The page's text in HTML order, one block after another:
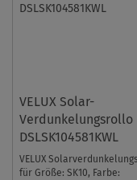
VELUX Solar-
Verdunkelungsrollo
DSLSK104581KWL
VELUX
für Größe: SK10, Farbe: